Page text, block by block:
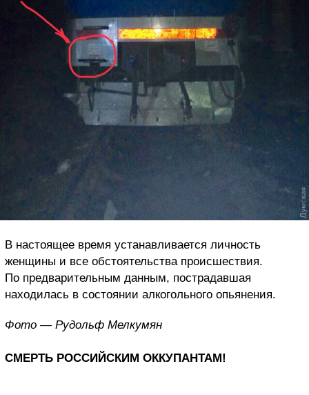
В настоящее время устанавливается личность
женщины и все обстоятельства происшествия.
По предварительным данным, пострадавшая
находилась в состоянии алкогольного опьянения.
Фото — Рудольф Мелкумян
СМЕРТЬ РОССИЙСКИМ ОККУПАНТАМ!